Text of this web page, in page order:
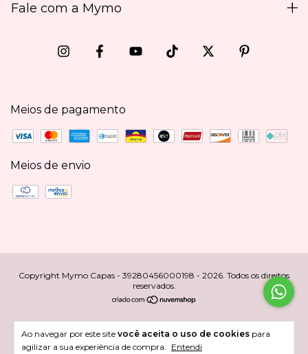
Ao navegar por este site você aceita o uso de cookies para
agilizar a sua experiência de compra. Entendi
Fale com a Mymo
Meios de pagamento
Meios de envio
Copyright Mymo Capas - 39280456000198 - 2026. Todos os direitos
reservados.